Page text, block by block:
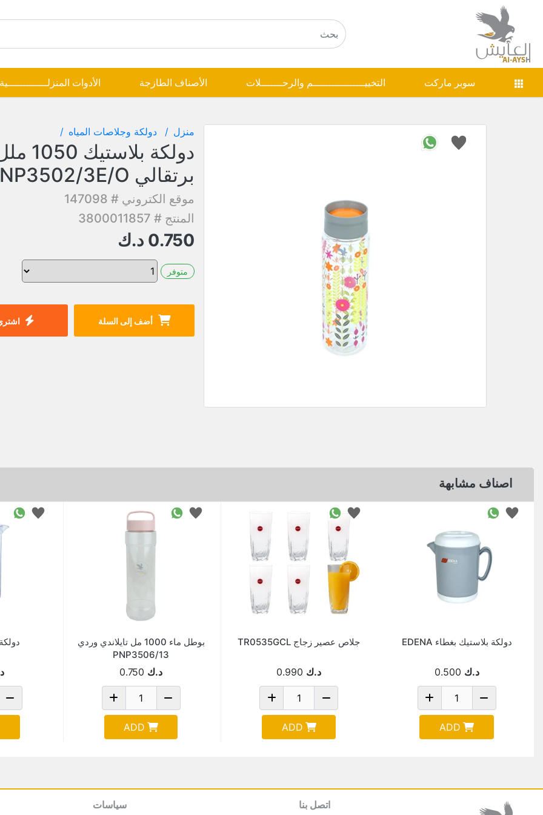
سوبر ماركت التخييـــــــــــــــــم والرحـــــــلات الأصناف الطازجة الأدوات المنزلـــــــــــــية
منزل دولكة وجلاصات المياه
دولكة
برتقالي PNP3502/3E/O
موقع الكتروني # 147098
المنتج # 3800011857
0.750 د.ك
متوفر
أضف إلى السلة
اصناف مشابهة
دولكة بلاستيك بغطاء EDENA
د.ك 0.500
ADD
جلاص عصير زجاج TR0535GCL
د.ك 0.990
ADD
بوطل ماء 1000 مل تايلاندي وردي
PNP3506/13
د.ك 0.750
ADD
دولكة
اتصل بنا سياسات